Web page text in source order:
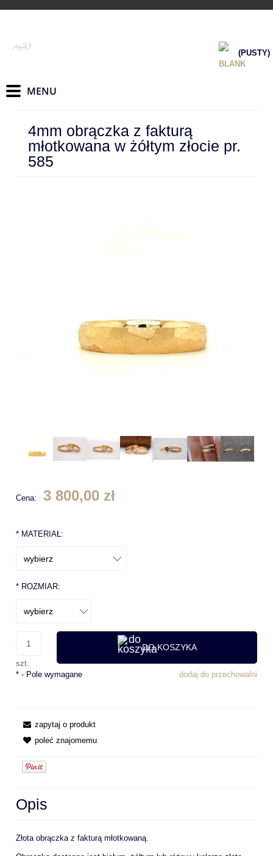
(PUSTY)
4mm obrączka z fakturą
młotkowana w żółtym złocie pr.
585
Cena: 3 800,00 zł
* MATERIAŁ:
* ROZMIAR:
szt.
DO KOSZYKA
dodaj do przechowalni
* - Pole wymagane
zapytaj o produkt
poleć znajomemu
Opis
Złota obrączka z fakturą młotkowaną.